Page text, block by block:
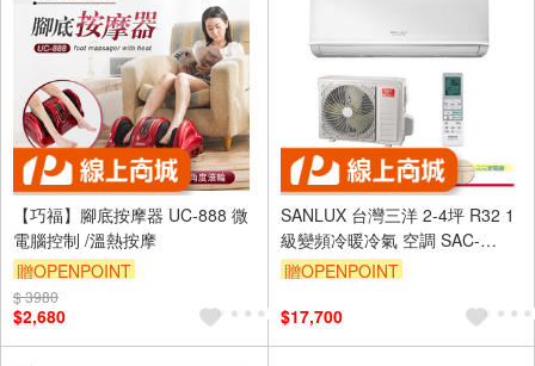
【巧福】腳底按摩器 UC-888 微
電腦控制 /溫熱按摩
贈OPENPOINT
$ 3980
$2,680
SANLUX 台灣三洋 2-4坪 R32 1
級變頻冷暖冷氣 空調 SAC-
V22HR3/SAE-V22HR3
贈OPENPOINT
$17,700